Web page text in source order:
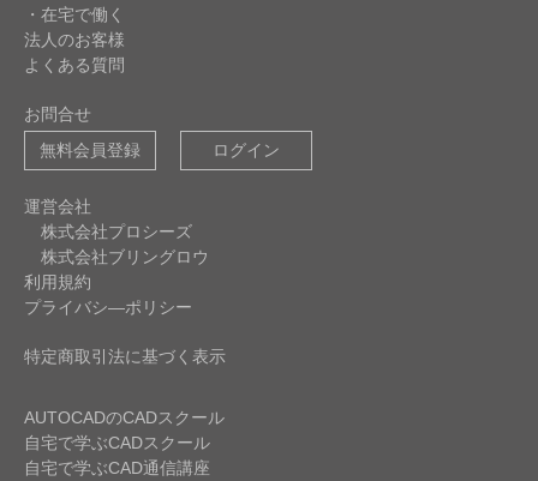
・在宅で働く
法人のお客様
よくある質問
お問合せ
無料会員登録
ログイン
運営会社
株式会社プロシーズ
株式会社ブリングロウ
利用規約
プライバシ―ポリシー
特定商取引法に基づく表示
AUTOCADのCADスクール
自宅で学ぶCADスクール
自宅で学ぶCAD通信講座